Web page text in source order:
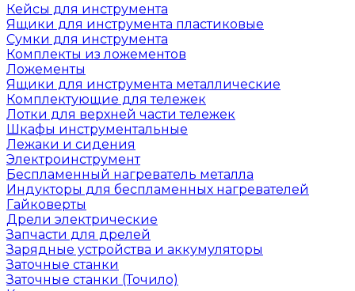
Кейсы для инструмента
Ящики для инструмента пластиковые
Сумки для инструмента
Комплекты из ложементов
Ложементы
Ящики для инструмента металлические
Комплектующие для тележек
Лотки для верхней части тележек
Шкафы инструментальные
Лежаки и сидения
Электроинструмент
Беспламенный нагреватель металла
Индукторы для беспламенных нагревателей
Гайковерты
Дрели электрические
Запчасти для дрелей
Зарядные устройства и аккумуляторы
Заточные станки
Заточные станки (Точило)